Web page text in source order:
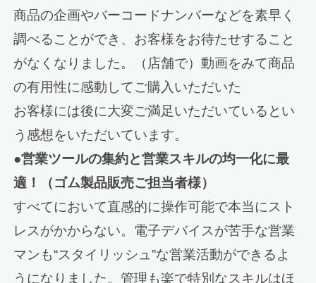
商品の企画やバーコードナンバーなどを素早く
調べることができ、お客様をお待たせすること
がなくなりました。（店舗で）動画をみて商品
の有用性に感動してご購入いただいた
お客様には後に大変ご満足いただいているとい
う感想をいただいています。
●営業ツールの集約と営業スキルの均一化に最
適！（ゴム製品販売ご担当者様）
すべてにおいて直感的に操作可能で本当にスト
レスがかからない。電子デバイスが苦手な営業
マンも“スタイリッシュ”な営業活動ができるよ
うになりました。管理も楽で特別なスキルはほ